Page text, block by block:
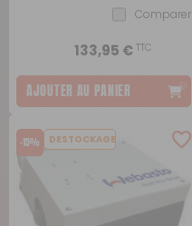
Comparer
133,95 €TTC
AJOUTER AU PANIER
-15% DESTOCKAGE